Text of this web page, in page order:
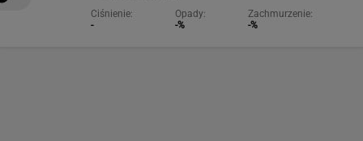
Ciśnienie:
-
Opady:
-%
Zachmurzenie:
-%